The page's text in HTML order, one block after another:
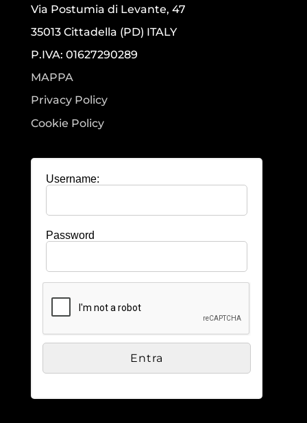
Via Postumia di Levante, 47
35013 Cittadella (PD) ITALY
P.IVA: 01627290289
MAPPA
Privacy Policy
Cookie Policy
Username:
Password